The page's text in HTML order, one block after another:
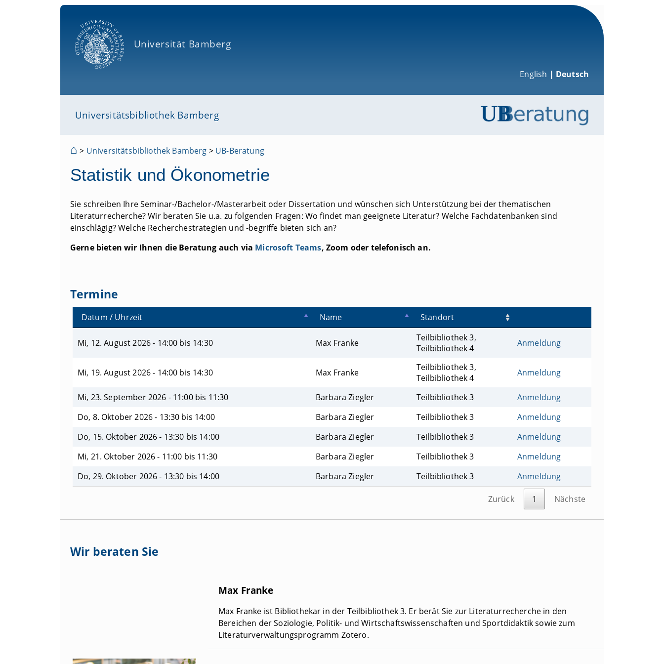
Universität Bamberg
English | Deutsch
Universitätsbibliothek Bamberg
⌂ > Universitätsbibliothek Bamberg > UB-Beratung
Statistik und Ökonometrie
Sie schreiben Ihre Seminar-/Bachelor-/Masterarbeit oder Dissertation und wünschen sich Unterstützung bei der thematischen
Literaturrecherche? Wir beraten Sie u.a. zu folgenden Fragen: Wo findet man geeignete Literatur? Welche Fachdatenbanken sind
einschlägig? Welche Recherchestrategien und -begriffe bieten sich an?
Gerne bieten wir Ihnen die Beratung auch via Microsoft Teams, Zoom oder telefonisch an.
Termine
Datum / Uhrzeit Name Standort
Mi, 12. August 2026 - 14:00 bis 14:30 Max Franke
Teilbibliothek 3,
Teilbibliothek 4
Anmeldung
Mi, 19. August 2026 - 14:00 bis 14:30 Max Franke
Teilbibliothek 3,
Teilbibliothek 4
Anmeldung
Mi, 23. September 2026 - 11:00 bis 11:30 Barbara Ziegler Teilbibliothek 3
Anmeldung
Do, 8. Oktober 2026 - 13:30 bis 14:00
Barbara Ziegler Teilbibliothek 3
Anmeldung
Do, 15. Oktober 2026 - 13:30 bis 14:00
Barbara Ziegler Teilbibliothek 3
Anmeldung
Mi, 21. Oktober 2026 - 11:00 bis 11:30
Barbara Ziegler Teilbibliothek 3
Anmeldung
Do, 29. Oktober 2026 - 13:30 bis 14:00
Barbara Ziegler Teilbibliothek 3 Anmeldung
Zurück 1 Nächste
Wir beraten Sie
Max Franke
Max Franke ist Bibliothekar in der Teilbibliothek 3. Er berät Sie zur Literaturrecherche in den
Bereichen der Soziologie, Politik- und Wirtschaftswissenschaften und Sportdidaktik sowie zum
Literaturverwaltungsprogramm Zotero.